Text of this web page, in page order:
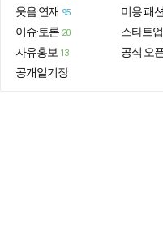
웃음·연재 95
이슈·토론 20
자유홍보 13
공개일기장
미용·패션
스타트업
공식 오